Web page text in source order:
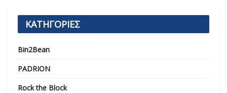
ΚΑΤΗΓΟΡΙΕΣ
Bin2Bean
PADRION
Rock the Block